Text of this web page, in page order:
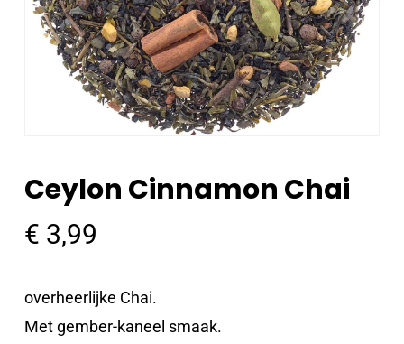
Ceylon Cinnamon Chai
€ 3,99
overheerlijke Chai.
Met gember-kaneel smaak.